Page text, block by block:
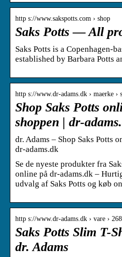
http s://www.sakspotts.com › shop
Saks Potts — All
Saks Potts is a Copenhagen-
established by Barbara Potts
http s://www.dr-adams.dk › maerke ›
Shop Saks Potts
shoppen | dr-
dr. Adams – Shop Saks Potts
dr-adams.dk
Se de nyeste produkter fra
online på dr-adams.dk –
udvalg af Saks Potts og køb
http s://www.dr-adams.dk › vare ›
Saks Potts Slim T-
dr. Adams